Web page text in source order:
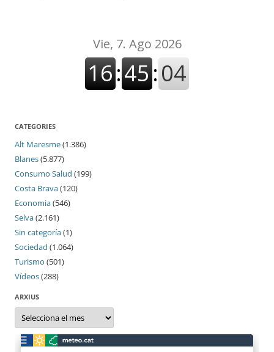
CATEGORIES
Alt Maresme(1.386)
Blanes(5.877)
Consumo Salud (199)
Costa Brava(120)
Economia(546)
Selva(2.161)
Sin categoría(1)
Sociedad (1.064)
Turismo (501)
Vídeos(288)
ARXIUS
Arxius